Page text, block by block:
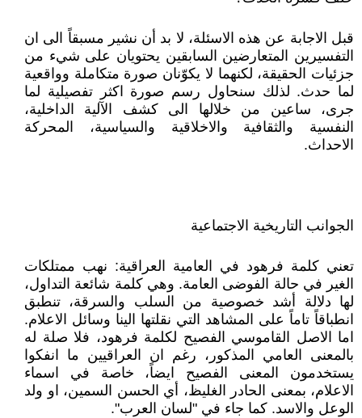
قبل الاجابة عن هذه الاسئلة، لا بد أن نشير مسبقاً الى ان
التفسيرين المتعارضين السابقين يحتويان على شيء من
جزئيات الحقيقة، لكنهما لا يكوّنان صورة متكاملة وواقعية
لما حدث. لذلك سنحاول رسم صورة اكثر تفصيلية لما
جرى، ساعين من خلالها الى كشف الآلية الداخلية،
النفسية والثقافية والاخلاقية والسياسية، المحركة
الاحداث.
الجوانب التاريخية الاجتماعية
تعني كلمة فرهود في العامية العراقية: نهب ممتلكات
الغير في حالة الفوضى العامة. وهي كلمة شائعة التداول،
لها دلالة أشد خصوصية من السلب والسرقة، تنطبق
انطباقاً تاماً على المشاهد التي نقلتها الينا وسائل الاعلام.
اما الاصل القاموسي الفصيح لكلمة فرهود، فلا صلة له
بالمعنى العامي المذكور، رغم ان العراقيين ما انفكوا
يستخدمون المعنى الفصيح ايضاً، خاصة في اسماء
الاعلام، بمعنى الحادر الغليظ، أي الحسن السمين، او ولد
الوعل والاسد. كما جاء في "لسان العرب".